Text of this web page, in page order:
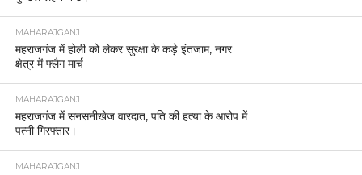
MAHARAJGANJ
महराजगंज में होली को लेकर सुरक्षा के कड़े इंतजाम, नगर
क्षेत्र में फ्लैग मार्च
MAHARAJGANJ
महराजगंज में सनसनीखेज वारदात, पति की हत्या के आरोप में
पत्नी गिरफ्तार।
MAHARAJGANJ